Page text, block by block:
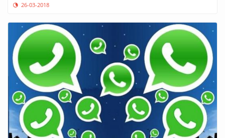
26-03-2018